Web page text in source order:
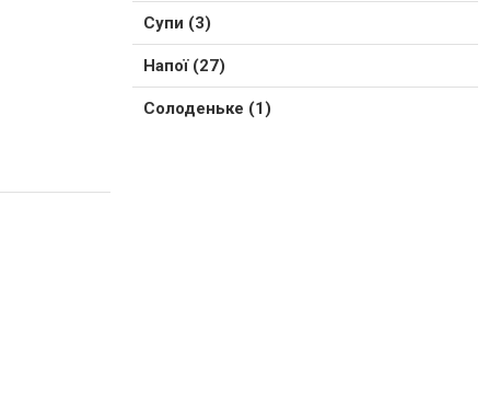
Супи (3)
Напої (27)
Солоденьке (1)